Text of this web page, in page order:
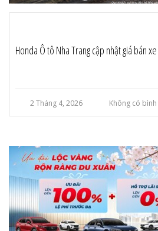
Honda Ô tô Nha Trang cập nhật giá bán
2 Tháng 4, 2026 Không có